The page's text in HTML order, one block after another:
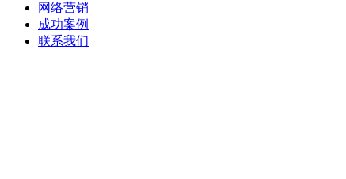
网络营销
成功案例
联系我们